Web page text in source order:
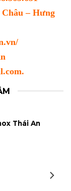
– Hưng
Thái An